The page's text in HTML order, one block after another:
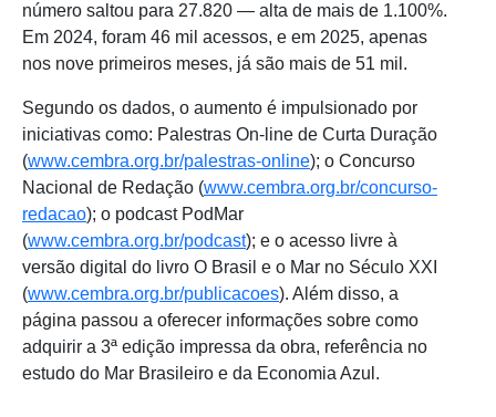
número saltou para 27.820 — alta de mais de 1.100%.
Em 2024, foram 46 mil acessos, e em 2025, apenas
nos nove primeiros meses, já são mais de 51 mil.
Segundo os dados, o aumento é impulsionado por
iniciativas como: Palestras On-line de Curta Duração
(www.cembra.org.br/palestras-online); o Concurso
Nacional de Redação (www.cembra.org.br/concurso-
redacao); o podcast PodMar
(www.cembra.org.br/podcast); e o acesso livre à
versão digital do livro O Brasil e o Mar no Século XXI
(www.cembra.org.br/publicacoes). Além disso, a
página passou a oferecer informações sobre como
adquirir a 3ª edição impressa da obra, referência no
estudo do Mar Brasileiro e da Economia Azul.